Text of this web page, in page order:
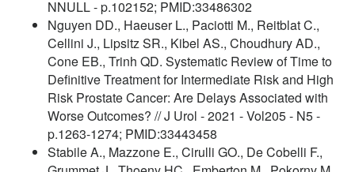
NNULL - p.102152; PMID:33486302
Nguyen DD., Haeuser L., Paciotti M., Reitblat C.,
Cellini J., Lipsitz SR., Kibel AS., Choudhury AD.,
Cone EB., Trinh QD. Systematic Review of Time to
Definitive Treatment for Intermediate Risk and High
Risk Prostate Cancer: Are Delays Associated with
Worse Outcomes? // J Urol - 2021 - Vol205 - N5 -
p.1263-1274; PMID:33443458
Stabile A., Mazzone E., Cirulli GO., De Cobelli F.,